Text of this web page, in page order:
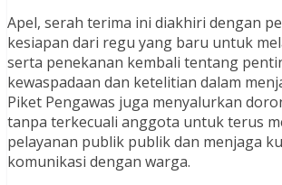
Apel, serah terima ini diakhiri dengan
kesiapan dari regu yang baru untuk
serta penekanan kembali tentang
kewaspadaan dan ketelitian dalam
Piket Pengawas juga menyalurkan
tanpa terkecuali anggota untuk terus
pelayanan publik publik dan menjaga
komunikasi dengan warga.